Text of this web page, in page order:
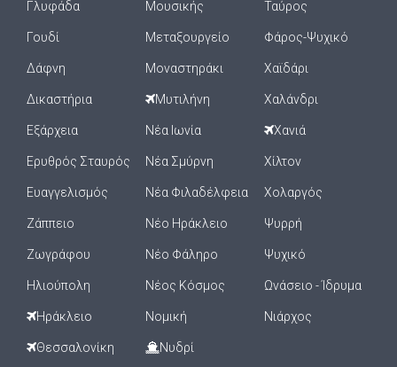
Γλυφάδα
Γουδί
Δάφνη
Δικαστήρια
Εξάρχεια
Ερυθρός Σταυρός
Ευαγγελισμός
Ζάππειο
Ζωγράφου
Ηλιούπολη
Ηράκλειο
Θεσσαλονίκη
Μουσικής
Μεταξουργείο
Μοναστηράκι
Μυτιλήνη
Νέα Ιωνία
Νέα Σμύρνη
Νέα Φιλαδέλφεια
Νέο Ηράκλειο
Νέο Φάληρο
Νέος Κόσμος
Νομική
Νυδρί
Ταύρος
Φάρος-Ψυχικό
Χαϊδάρι
Χαλάνδρι
Χανιά
Χίλτον
Χολαργός
Ψυρρή
Ψυχικό
Ωνάσειο - Ίδρυμα
Νιάρχος